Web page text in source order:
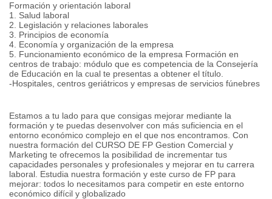
Formación y orientación laboral
1. Salud laboral
2. Legislación y relaciones laborales
3. Principios de economía
4. Economía y organización de la empresa
5. Funcionamiento económico de la empresa Formación en
centros de trabajo: módulo que es competencia de la Consejería
de Educación en la cual te presentas a obtener el título.
-Hospitales, centros geriátricos y empresas de servicios fúnebres
Estamos a tu lado para que consigas mejorar mediante la
formación y te puedas desenvolver con más suficiencia en el
entorno económico complejo en el que nos encontramos. Con
nuestra formación del CURSO DE FP Gestion Comercial y
Marketing te ofrecemos la posibilidad de incrementar tus
capacidades personales y profesionales y mejorar en tu carrera
laboral. Estudia nuestra formación y este curso de FP para
mejorar: todos lo necesitamos para competir en este entorno
económico difícil y globalizado